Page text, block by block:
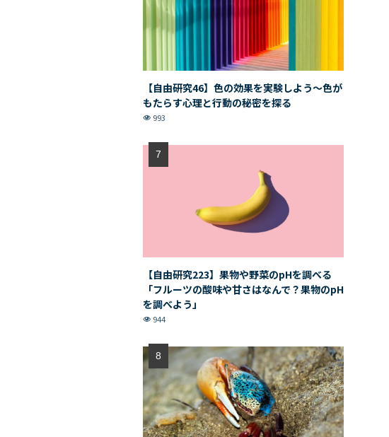
【自由研究46】色の効果を実験しよう〜色が
もたらす心理と行動の秘密を探る
993
【自由研究223】果物や野菜のpHを調べる
「フルーツの酸味や甘さはなんで？果物のpH
を調べよう」
944